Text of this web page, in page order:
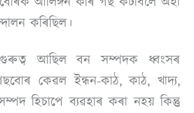
কৰিছিল।
আছিল বন সম্পদক ধ্বংসৰ
কেৱল ইন্ধন-কাঠ, কাঠ, খাদ্য,
হিচাপে ব্যৱহাৰ কৰা নহয় কিন্তু